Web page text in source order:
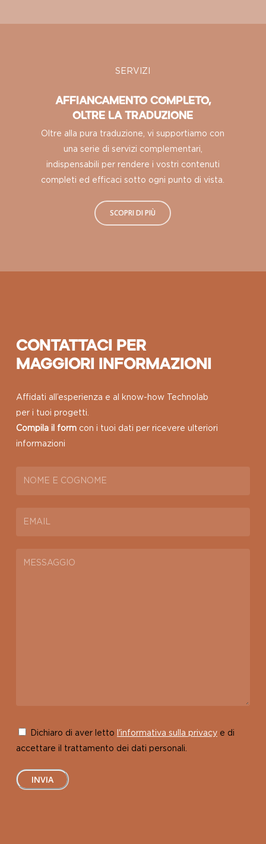
SERVIZI
AFFIANCAMENTO COMPLETO,
OLTRE LA TRADUZIONE
Oltre alla pura traduzione, vi supportiamo con
una serie di servizi complementari,
indispensabili per rendere i vostri contenuti
completi ed efficaci sotto ogni punto di vista.
SCOPRI DI PIÙ
CONTATTACI PER
MAGGIORI INFORMAZIONI
Affidati all’esperienza e al know-how Technolab
per i tuoi progetti.
Compila il formcon i tuoi dati per ricevere ulteriori
informazioni
Dichiaro di aver letto l'informativa sulla privacye di
accettare il trattamento dei dati personali.